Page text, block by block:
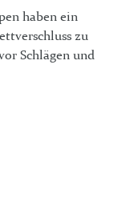
haben ein
zu
Schlägen und